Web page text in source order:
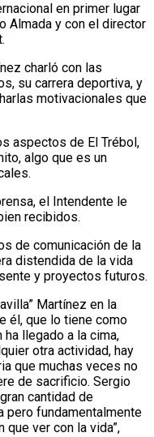
en primer lugar
Almada y con el director
charló con las
su carrera deportiva, y
motivacionales que
aspectos de El Trébol,
algo que es un
el Intendente le
recibidos.
de comunicación de la
distendida de la vida
y proyectos futuros.
Martínez en la
él, que lo tiene como
llegado a la cima,
otra actividad, hay
que muchas veces no
de sacrificio. Sergio
cantidad de
pero fundamentalmente
que ver con la vida”,